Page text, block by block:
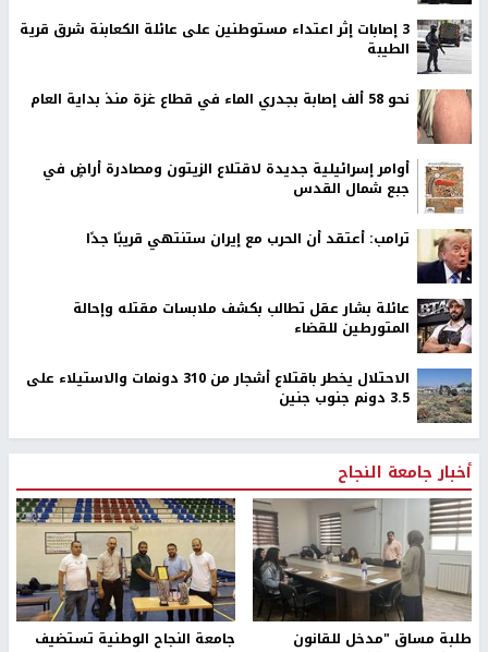
‏3 إصابات إثر اعتداء مستوطنين على عائلة الكعابنة شرق قرية
الطيبة
نحو 58 ألف إصابة بجدري الماء في قطاع غزة منذ بداية العام
أوامر إسرائيلية جديدة لاقتلاع الزيتون ومصادرة أراضٍ في
جبع شمال القدس
ترامب: أعتقد أن الحرب مع إيران ستنتهي قريبًا جدًا
عائلة بشار عقل تطالب بكشف ملابسات مقتله وإحالة
المتورطين للقضاء
الاحتلال يخطر باقتلاع أشجار من 310 دونمات والاستيلاء على
3.5 دونم جنوب جنين
أخبار جامعة النجاح
طلبة مساق "مدخل للقانون جامعة النجاح الوطنية تستضيف